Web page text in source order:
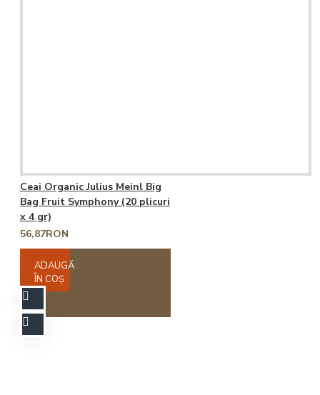
Ceai Organic Julius Meinl Big
Bag Fruit Symphony (20 plicuri
x 4 gr)
56,87RON
ADAUGĂ
ÎN COŞ